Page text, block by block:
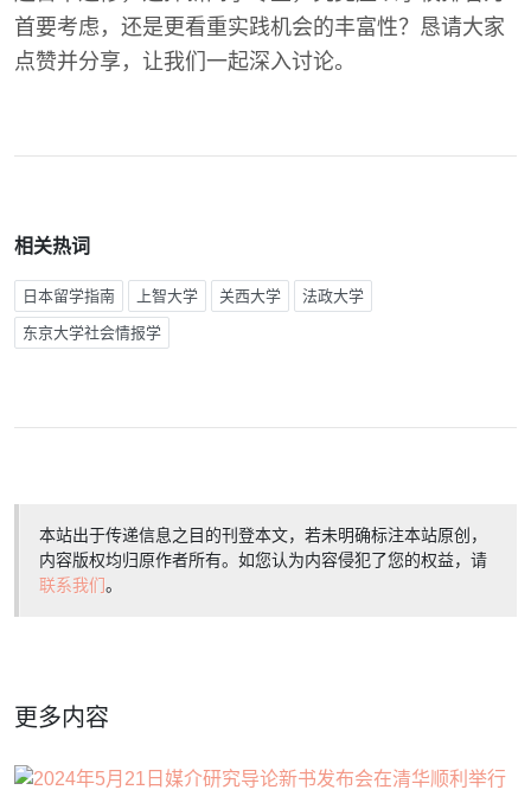
首要考虑，还是更看重实践机会的丰富性？恳请大家
点赞并分享，让我们一起深入讨论。
相关热词
日本留学指南 上智大学 关西大学 法政大学
东京大学社会情报学
本站出于传递信息之目的刊登本文，若未明确标注本站原创，
内容版权均归原作者所有。如您认为内容侵犯了您的权益，请
联系我们。
更多内容